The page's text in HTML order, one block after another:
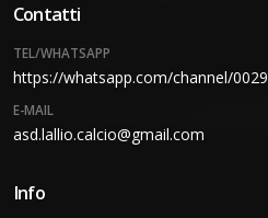
Contatti
TEL/WHATSAPP
https://whatsapp.com/channel/
E-MAIL
asd.lallio.calcio@gmail.com
Info